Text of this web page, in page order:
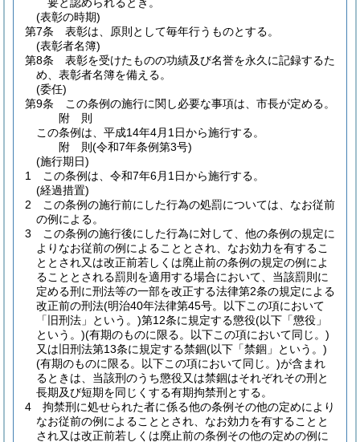
(表彰の時期)
第7条
表彰は、原則として毎年行うものとする。
(表彰者名簿)
第8条
表彰を受けたものの功績及び名誉を永久に記録するた
め、表彰者名簿を備える。
(委任)
第9条
この条例の施行に関し必要な事項は、市長が定める。
附 則
この条例は、平成14年4月1日から施行する。
附 則(令和7年条例第3号)
(施行期日)
1
この条例は、令和7年6月1日から施行する。
(経過措置)
2
この条例の施行前にした行為の処罰については、なお従前
の例による。
3
この条例の施行後にした行為に対して、他の条例の規定に
よりなお従前の例によることとされ、なお効力を有するこ
ととされ又は改正前若しくは廃止前の条例の規定の例によ
ることとされる罰則を適用する場合において、当該罰則に
定める刑に刑法等の一部を改正する法律第2条の規定による
改正前の刑法(明治40年法律第45号。以下この項において
「旧刑法」という。)第12条に規定する懲役(以下「懲役」
という。)(有期のものに限る。以下この項において同じ。)
又は旧刑法第13条に規定する禁錮(以下「禁錮」という。)
(有期のものに限る。以下この項において同じ。)が含まれ
るときは、当該刑のうち懲役又は禁錮はそれぞれその刑と
長期及び短期を同じくする有期拘禁刑とする。
4
拘禁刑に処せられた者に係る他の条例その他の定めにより
なお従前の例によることとされ、なお効力を有することと
され又は改正前若しくは廃止前の条例その他の定めの例に